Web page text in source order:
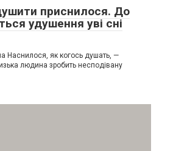
приснилося. До
удушення уві сні
Наснилося, як когось душать, —
людина зробить несподівану